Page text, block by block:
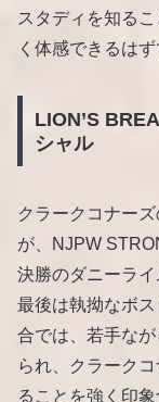
スタディを知る
く体感できるはず
LION’S
シャル
クラークコナー
が、NJPW
決勝のダニーラ
最後は執拗なボ
合では、若手な
られ、クラーク
ることを強く印象